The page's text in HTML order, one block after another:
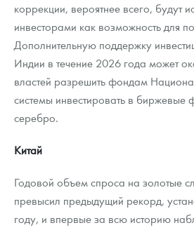
коррекции, вероятнее всего, будут
инвесторами как возможность для
Дополнительную поддержку
Индии в течение 2026 года может
властей разрешить фондам
системы инвестировать в биржевые
серебро.
Китай
Годовой объем спроса на золотые
превысил предыдущий рекорд,
году, и впервые за всю историю